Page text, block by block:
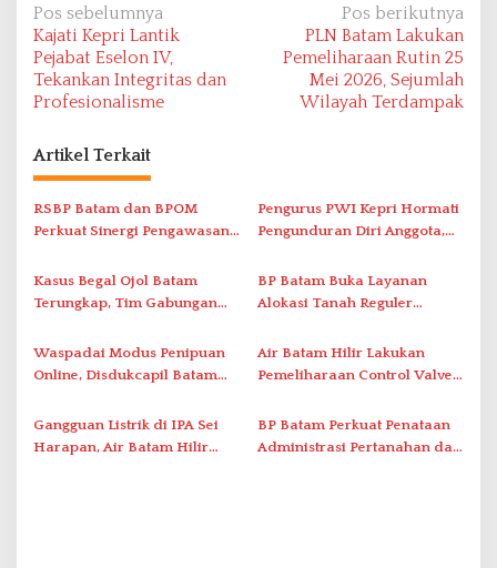
N
a
v
i
g
a
s
i
o
Pos sebelumnya
Kajati Kepri Lantik
Pejabat Eselon IV,
Tekankan Integritas dan
Profesionalisme
Pos berikutnya
PLN Batam Lakukan
Pemeliharaan Rutin 25
Mei 2026, Sejumlah
Wilayah Terdampak
Artikel Terkait
RSBP Batam dan BPOM
Perkuat Sinergi Pengawasan
Pelayanan Kefarmasian
Pengurus PWI Kepri Hormati
Pengunduran Diri Anggota,
Administrasi ke Pusat
Kasus Begal Ojol Batam
Terungkap, Tim Gabungan
Simpang Dam
BP Batam Buka Layanan
Alokasi Tanah Reguler
Waspadai Modus Penipuan
Online, Disdukcapil Batam
Tatap Muka
Air Batam Hilir Lakukan
Pemeliharaan Control Valve,
Gangguan Listrik di IPA Sei
Harapan, Air Batam Hilir
BP Batam Perkuat Penataan
Administrasi Pertanahan dan